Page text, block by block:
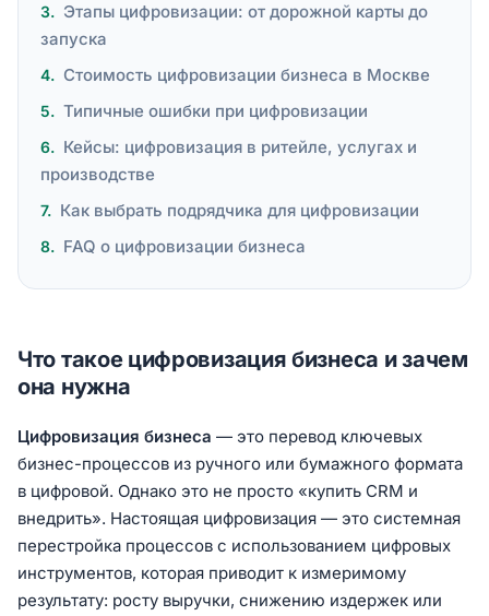
Этапы цифровизации: от дорожной карты до
запуска
Стоимость цифровизации бизнеса в Москве
Типичные ошибки при цифровизации
Кейсы: цифровизация в ритейле, услугах и
производстве
Как выбрать подрядчика для цифровизации
FAQ о цифровизации бизнеса
Что такое цифровизация бизнеса и зачем
она нужна
Цифровизация бизнеса — это перевод ключевых
бизнес-процессов из ручного или бумажного формата
в цифровой. Однако это не просто «купить CRM и
внедрить». Настоящая цифровизация — это системная
перестройка процессов с использованием цифровых
инструментов, которая приводит к измеримому
результату: росту выручки, снижению издержек или